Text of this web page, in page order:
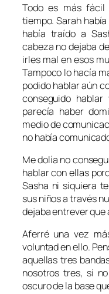
Todo es más
tiempo. Sarah
había traído a
cabeza no dejaba
irles mal en esos
Tampoco lo hacía
podido hablar aún
conseguido
parecía haber
medio de
no había
Me dolía no
hablar con ellas
Sasha ni siquiera
sus niños a través
dejaba entrever
Aferré una vez
voluntad en ello.
aquellas tres
nosotros tres, si
oscuro de la base